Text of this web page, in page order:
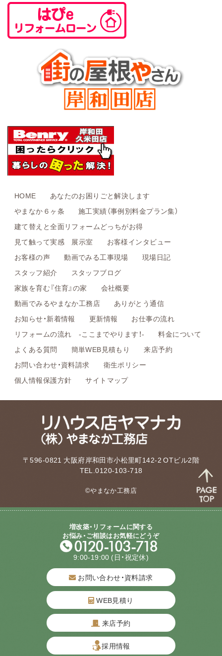
HOME
あなたのお困りごと解決します
やまなか６ヶ条
施工実績（事例別料金プラン集）
建て替えと全面リフォームどっちがお得
見て触って実感 展示室
お客様インタビュー
お客様の声
動画でみる工事現場
現場日記
スタッフ紹介
スタッフブログ
家族を育む『住育』の家
会社概要
動画でみるやまなか工務店
ありがとう通信
お知らせ・新着情報
更新情報
お仕事の流れ
リフォームの流れ -ここまでやります！-
料金について
よくある質問
簡単WEB見積もり
来店予約
お問い合わせ・資料請求
衛生ポリシー
個人情報保護方針
サイトマップ
〒596-0821 大阪府岸和田市小松里町142-2 OTビル2階
TEL.0120-103-718
©やまなか工務店
増改築・リフォームに関する
お悩み・ご相談はお気軽にどうぞ
9:00-19:00 (日・祝定休)
お問い合わせ・資料請求
WEB見積り
来店予約
採用情報